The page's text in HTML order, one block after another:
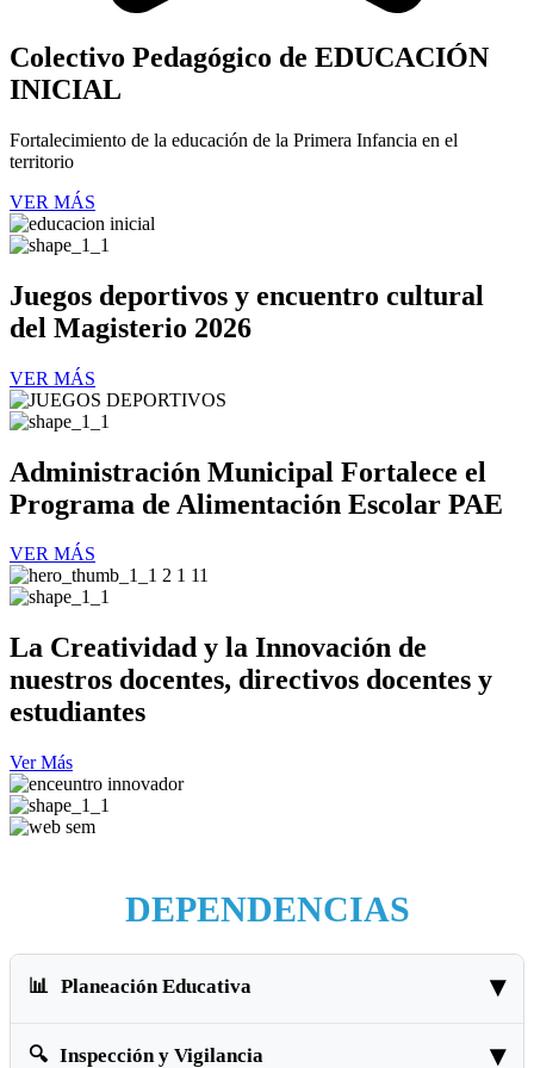
Colectivo Pedagógico de EDUCACIÓN
INICIAL
Fortalecimiento de la educación de la Primera Infancia en el
territorio
VER MÁS
Juegos deportivos y encuentro cultural
del Magisterio 2026
VER MÁS
Administración Municipal Fortalece el
Programa de Alimentación Escolar PAE
VER MÁS
La Creatividad y la Innovación de
nuestros docentes, directivos docentes y
estudiantes
Ver Más
DEPENDENCIAS
Planeación Educativa
Plan Decenal de Educación Municipal 2016 – 2025
Inspección y Vigilancia